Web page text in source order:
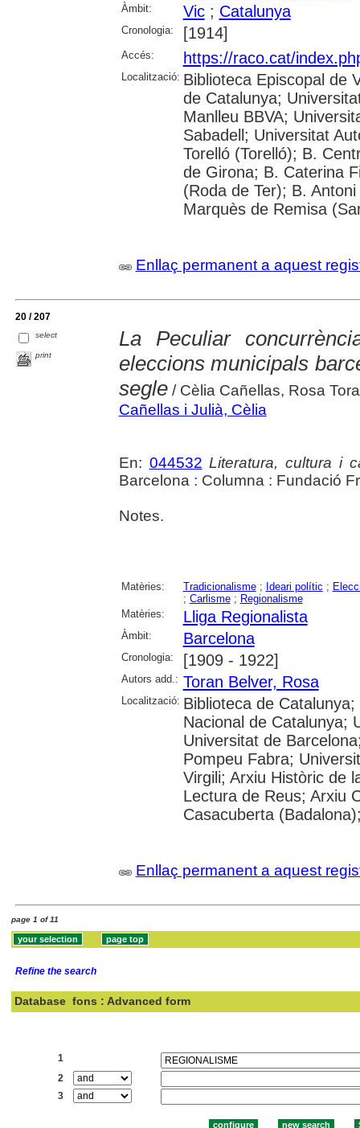
Àmbit: Vic; Catalunya
Cronologia: [1914]
Accés: https://raco.cat/
Localització: Biblioteca Episcopal de
de Catalunya;
Manlleu BBVA;
Sabadell; Universitat
Torelló (Torelló); B.
de Girona; B. Caterina
(Roda de Ter); B.
Marquès de Remisa
Enllaç permanent a aquest
20 / 207
select
print
La Peculiar
eleccions municipals
segle/ Cèlia Cañellas, Rosa
Cañellas i Julià, Cèlia
En: 044532 Literatura, cultura i
Barcelona : Columna : Fundació
Notes.
Matèries: Tradicionalisme; Ideari polític ;
; Carlisme; Regionalisme
Matèries:
Lliga Regionalista
Àmbit: Barcelona
Cronologia: [1909 - 1922]
Autors add.: Toran Belver, Rosa
Localització: Biblioteca de
Nacional de Catalunya;
Universitat de
Pompeu Fabra;
Virgili; Arxiu Històric de
Lectura de Reus; Arxiu
Casacuberta
Enllaç permanent a aquest
page 1 of 11
Refine the search
Database fons : Advanced form
1
2
3